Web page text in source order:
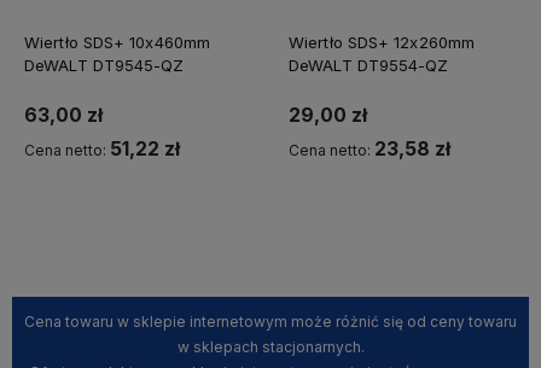
Wiertło SDS+ 10x460mm
DeWALT DT9545-QZ
63,00 zł
Cena netto: 51,22 zł
Wiertło SDS+ 12x260mm
DeWALT DT9554-QZ
29,00 zł
Cena netto: 23,58 zł
Cena towaru w sklepie internetowym może różnić się od ceny towaru
w sklepach stacjonarnych.